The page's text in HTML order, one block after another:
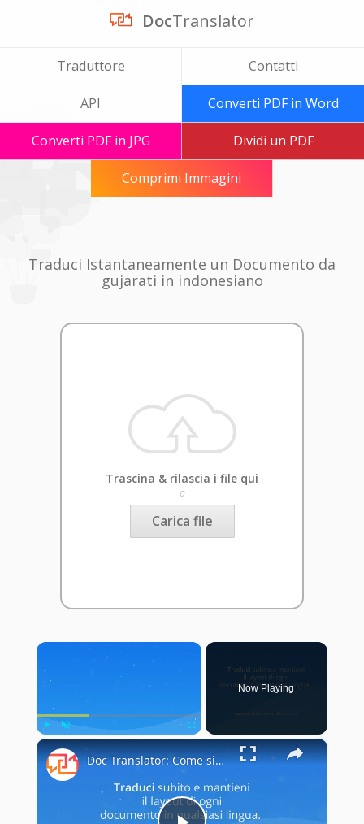
DocTranslator
Traduttore Contatti
API Converti PDF in Word
Converti PDF in JPG Dividi un PDF
Comprimi Immagini
Traduci Istantaneamente un Documento da
gujarati in indonesiano
Trascina & rilascia i file qui
o
Carica file
×
Play Unmute Fullscreen
Now Playing
×
Doc Translator: Come si usa il traduttore di documenti?